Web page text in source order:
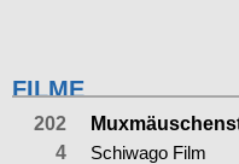
FILME
202
4
Schiwago Film